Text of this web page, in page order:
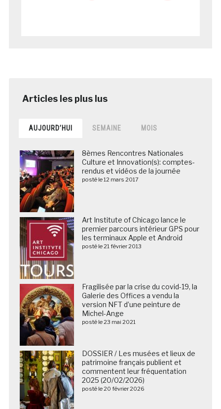
AUJOURD’HUI SEMAINE MOIS
8èmes Rencontres Nationales
Culture et Innovation(s): comptes-
rendus et vidéos de la journée
posté le 12 mars 2017
Art Institute of Chicago lance le
premier parcours intérieur GPS pour
les terminaux Apple et Android
posté le 21 février 2013
Fragilisée par la crise du covid-19, la
Galerie des Offices a vendu la
version NFT d’une peinture de
Michel-Ange
posté le 23 mai 2021
DOSSIER / Les musées et lieux de
patrimoine français publient et
commentent leur fréquentation
2025 (20/02/2026)
posté le 20 février 2026